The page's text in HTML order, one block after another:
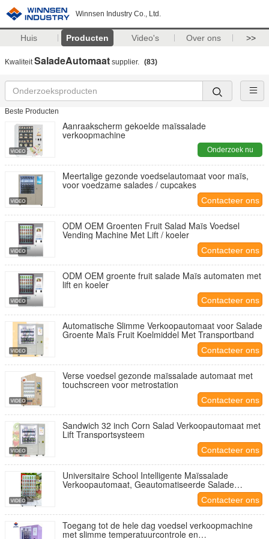
Winnsen Industry Co., Ltd.
Huis Producten Video's Over ons >>
KwaliteitSaladeAutomaat supplier. (83)
Beste Producten
Aanraakscherm gekoelde maïssalade
verkoopmachine
Onderzoek nu
Meertalige gezonde voedselautomaat voor maïs,
voor voedzame salades / cupcakes
Contacteer ons
ODM OEM Groenten Fruit Salad Maïs Voedsel
Vending Machine Met Lift / koeler
Contacteer ons
ODM OEM groente fruit salade Maïs automaten met
lift en koeler
Contacteer ons
Automatische Slimme Verkoopautomaat voor Salade
Groente Maïs Fruit Koelmiddel Met Transportband
Contacteer ons
Verse voedsel gezonde maïssalade automaat met
touchscreen voor metrostation
Contacteer ons
Sandwich 32 inch Corn Salad Verkoopautomaat met
Lift Transportsysteem
Contacteer ons
Universitaire School Intelligente Maïssalade
Verkoopautomaat, Geautomatiseerde Salade
Contacteer ons
Toegang tot de hele dag voedsel verkoopmachine
met slimme temperatuurcontrole en